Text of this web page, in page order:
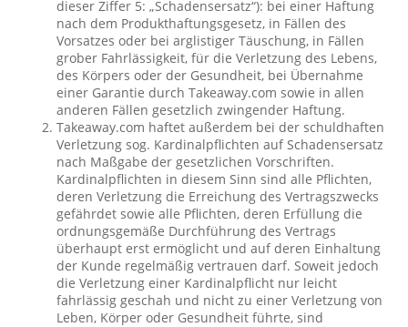
dieser Ziffer 5: „Schadensersatz“): bei einer Haftung
nach dem Produkthaftungsgesetz, in Fällen des
Vorsatzes oder bei arglistiger Täuschung, in Fällen
grober Fahrlässigkeit, für die Verletzung des Lebens,
des Körpers oder der Gesundheit, bei Übernahme
einer Garantie durch Takeaway.com sowie in allen
anderen Fällen gesetzlich zwingender Haftung.
Takeaway.com haftet außerdem bei der schuldhaften
Verletzung sog. Kardinalpflichten auf Schadensersatz
nach Maßgabe der gesetzlichen Vorschriften.
Kardinalpflichten in diesem Sinn sind alle Pflichten,
deren Verletzung die Erreichung des Vertragszwecks
gefährdet sowie alle Pflichten, deren Erfüllung die
ordnungsgemäße Durchführung des Vertrags
überhaupt erst ermöglicht und auf deren Einhaltung
der Kunde regelmäßig vertrauen darf. Soweit jedoch
die Verletzung einer Kardinalpflicht nur leicht
fahrlässig geschah und nicht zu einer Verletzung von
Leben, Körper oder Gesundheit führte, sind